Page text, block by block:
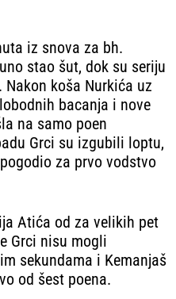
iz snova za bh.
stao šut, dok su seriju
koša Nurkića uz
bacanja i nove
na samo poen
Grci su izgubili loptu,
za prvo vodstvo
Atića od za velikih pet
Grci nisu mogli
sekundama i Kemanjaš
od šest poena.